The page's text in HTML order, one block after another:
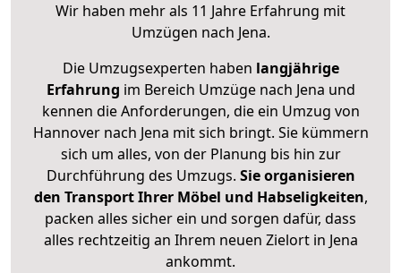
Wir haben mehr als 11 Jahre Erfahrung mit
Umzügen nach Jena.
Die Umzugsexperten haben langjährige
Erfahrung im Bereich Umzüge nach Jena und
kennen die Anforderungen, die ein Umzug von
Hannover nach Jena mit sich bringt. Sie kümmern
sich um alles, von der Planung bis hin zur
Durchführung des Umzugs. Sie organisieren
den Transport Ihrer Möbel und Habseligkeiten,
packen alles sicher ein und sorgen dafür, dass
alles rechtzeitig an Ihrem neuen Zielort in Jena
ankommt.